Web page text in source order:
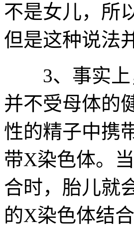
不是女儿，所
但是这种说法
3、事实上
并不受母体的
性的精子中携
带X染色体。
合时，胎儿就
的X染色体结